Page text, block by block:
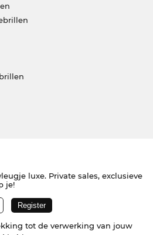
luxe. Private sales, exclusieve
je!
tot de verwerking van jouw